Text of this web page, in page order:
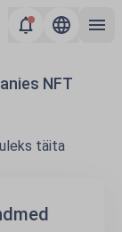
NFT
täita